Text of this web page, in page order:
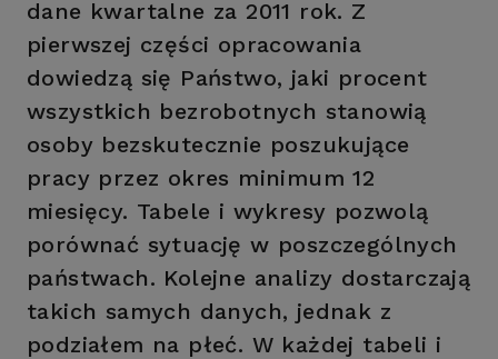
dane kwartalne za 2011 rok. Z
pierwszej części opracowania
dowiedzą się Państwo, jaki procent
wszystkich bezrobotnych stanowią
osoby bezskutecznie poszukujące
pracy przez okres minimum 12
miesięcy. Tabele i wykresy pozwolą
porównać sytuację w poszczególnych
państwach. Kolejne analizy dostarczają
takich samych danych, jednak z
podziałem na płeć. W każdej tabeli i